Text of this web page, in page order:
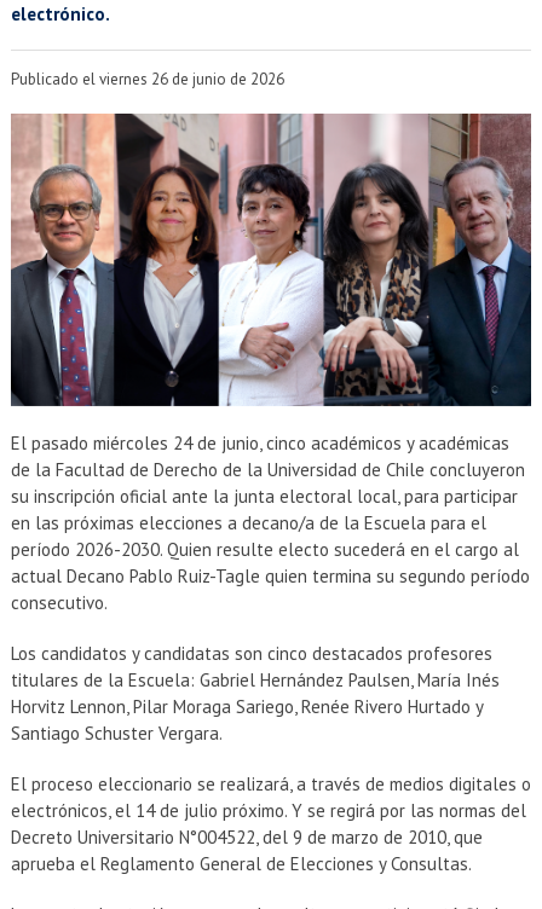
electrónico.
Publicado el viernes 26 de junio de 2026
El pasado miércoles 24 de junio, cinco académicos y académicas
de la Facultad de Derecho de la Universidad de Chile concluyeron
su inscripción oficial ante la junta electoral local, para participar
en las próximas elecciones a decano/a de la Escuela para el
período 2026-2030. Quien resulte electo sucederá en el cargo al
actual Decano Pablo Ruiz-Tagle quien termina su segundo período
consecutivo.
Los candidatos y candidatas son cinco destacados profesores
titulares de la Escuela: Gabriel Hernández Paulsen, María Inés
Horvitz Lennon, Pilar Moraga Sariego, Renée Rivero Hurtado y
Santiago Schuster Vergara.
El proceso eleccionario se realizará, a través de medios digitales o
electrónicos, el 14 de julio próximo. Y se regirá por las normas del
Decreto Universitario N°004522, del 9 de marzo de 2010, que
aprueba el Reglamento General de Elecciones y Consultas.